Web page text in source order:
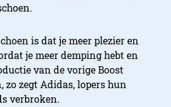
aan rennen
is dat je meer plezier en
je meer demping hebt en
van de vorige Boost
zo zegt Adidas, lopers hun
verbroken.